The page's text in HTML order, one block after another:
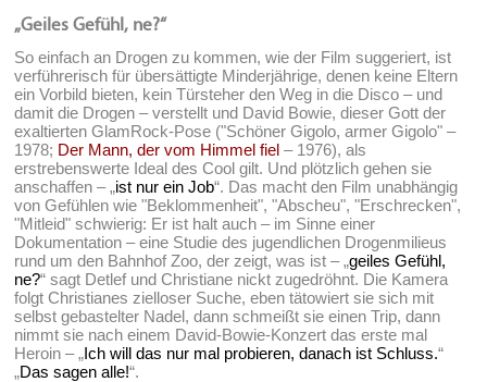
„Geiles Gefühl, ne?“
So einfach an Drogen zu kommen, wie der Film suggeriert, ist
verführerisch für übersättigte Minderjährige, denen keine Eltern
ein Vorbild bieten, kein Türsteher den Weg in die Disco – und
damit die Drogen – verstellt und David Bowie, dieser Gott der
exaltierten GlamRock-Pose ("Schöner Gigolo, armer Gigolo" –
1978; Der Mann, der vom Himmel fiel – 1976), als
erstrebenswerte Ideal des Cool gilt. Und plötzlich gehen sie
anschaffen – „ist nur ein Job“. Das macht den Film unabhängig
von Gefühlen wie "Beklommenheit", "Abscheu", "Erschrecken",
"Mitleid" schwierig: Er ist halt auch – im Sinne einer
Dokumentation – eine Studie des jugendlichen Drogenmilieus
rund um den Bahnhof Zoo, der zeigt, was ist – „geiles Gefühl,
ne?“ sagt Detlef und Christiane nickt zugedröhnt. Die Kamera
folgt Christianes zielloser Suche, eben tätowiert sie sich mit
selbst gebastelter Nadel, dann schmeißt sie einen Trip, dann
nimmt sie nach einem David-Bowie-Konzert das erste mal
Heroin – „Ich will das nur mal probieren, danach ist Schluss.“
„Das sagen alle!“.